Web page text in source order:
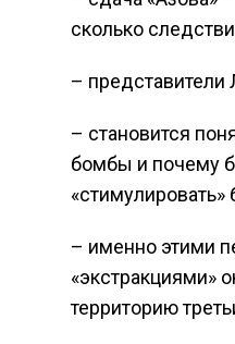
сколько
– представители
– становится
бомбы и почему
– именно этими
«экстракциями»
территорию